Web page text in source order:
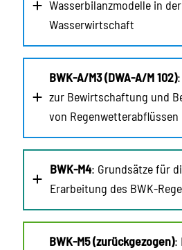
Wasserbilanzmodelle in der
Wasserwirtschaft
BWK-A/M3 (DWA-A/M 102)
zur Bewirtschaftung und
von Regenwetterabflüssen
BWK-M4: Grundsätze für
Erarbeitung des BWK-
BWK-M5 (zurückgezogen):